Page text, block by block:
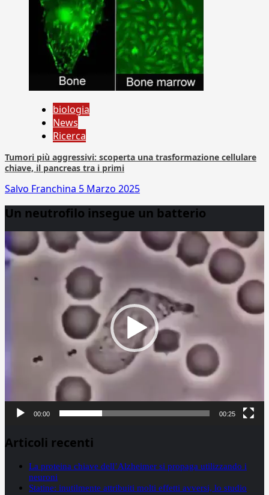
biologia
News
Ricerca
Tumori più aggressivi: scoperta una trasformazione cellulare
chiave, il pancreas tra i primi
Salvo Franchina 5 Marzo 2025
Un neutrofilo insegue un batterio
Player
00:00 00:25
Articoli recenti
La proteina chiave dell’Alzheimer si propaga utilizzando i
neuroni
Statine: inutilmente attribuiti molti effetti avversi, lo studio